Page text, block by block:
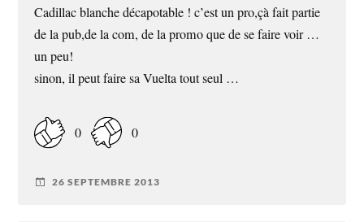
Cadillac blanche décapotable ! c’est un pro,çà fait partie
de la pub,de la com, de la promo que de se faire voir …
un peu!
sinon, il peut faire sa Vuelta tout seul …
0 0
26 SEPTEMBRE 2013